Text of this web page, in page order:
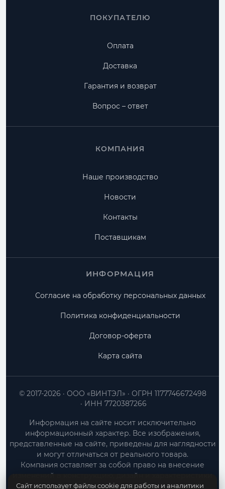
ПОКУПАТЕЛЮ
Оплата
Доставка
Гарантия и возврат
Вопрос – ответ
КОМПАНИЯ
Наше производство
Новости
Контакты
Поставщикам
ИНФОРМАЦИЯ
Согласие на обработку персональных данных
Политика конфиденциальности
Договор-оферта
Карта сайта
ООО «ВИНТЭЛ»
ОГРН 1177746672498
ИНН 7720387266
© 2017-2026
Информация на сайте носит исключительно
информационный характер. Все изображения,
представленные на сайте, приведены для наглядности
и могут отличаться от реального товара.
Компания оставляет за собой право на внесение
изменений в конструкцию, дизайн и характеристики
товара без предварительного уведомления.
Сайт использует файлы cookie для работы и аналитики